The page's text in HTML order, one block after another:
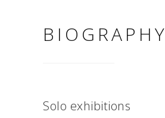
BIOGRAPHY
Solo exhibitions